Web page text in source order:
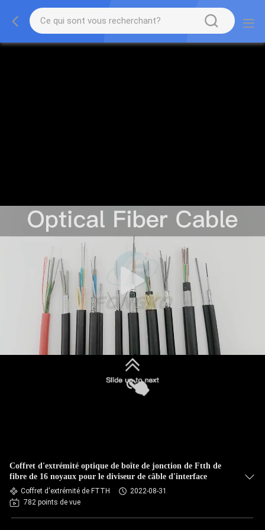
Coffret d'extrémité optique de boîte de jonction de Ftth de
fibre de 16 noyaux pour le diviseur de câble d'interface
Coffret d'extrémité de FTTH
2022-08-31
782 points de vue